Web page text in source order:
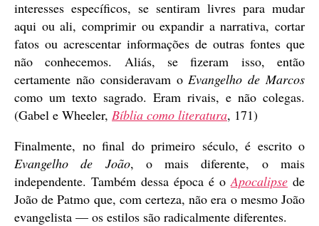
interesses específicos, se sentiram livres para mudar
aqui ou ali, comprimir ou expandir a narrativa, cortar
fatos ou acrescentar informações de outras fontes que
não conhecemos. Aliás, se fizeram isso, então
certamente não consideravam oEvangelho de Marcos
como um texto sagrado. Eram rivais, e não colegas.
(Gabel e Wheeler, Bíblia como literatura, 171)
Finalmente, no final do primeiro século, é escrito o
Evangelho de João, o mais diferente, o mais
independente. Também dessa época é oApocalipse de
João de Patmo que, com certeza, não era o mesmo João
evangelista — os estilos são radicalmente diferentes.